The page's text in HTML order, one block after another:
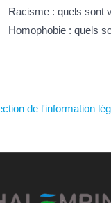
Racisme : quels sont
Homophobie : quels
de l'information